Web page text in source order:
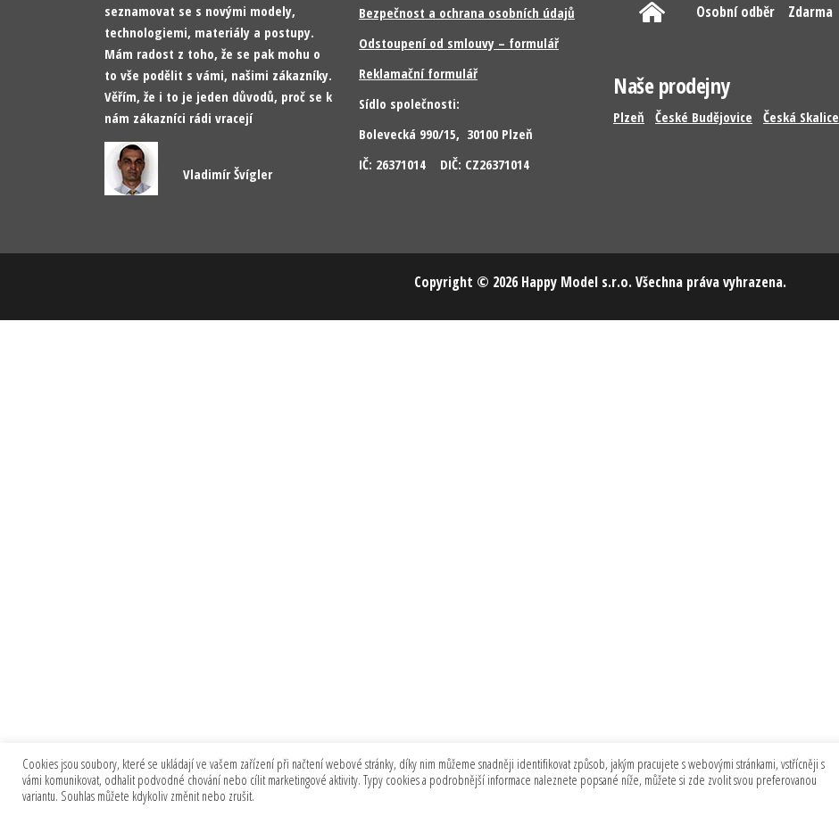
seznamovat se s novými modely,
technologiemi, materiály a postupy.
Mám radost z toho, že se pak mohu o
to vše podělit s vámi, našimi zákazníky.
Věřím, že i to je jeden důvodů, proč se k
nám zákazníci rádi vracejí
Vladimír Švígler
Bezpečnost a ochrana osobních údajů
Odstoupení od smlouvy – formulář
Reklamační formulář
Sídlo společnosti:
Bolevecká 990/15, 30100 Plzeň
IČ: 26371014 DIČ: CZ26371014
Osobní odběr Zdarma
Naše prodejny
Plzeň České Budějovice Česká Skalice
Copyright © 2026 Happy Model s.r.o. Všechna práva vyhrazena.
Cookies jsou soubory, které se ukládají ve vašem zařízení při načtení webové stránky, díky nim můžeme snadněji identifikovat způsob, jakým pracujete s webovými stránkami, vstřícněji s
vámi komunikovat, odhalit podvodné chování nebo cílit marketingové aktivity. Typy cookies a podrobnější informace naleznete popsané níže, můžete si zde zvolit svou preferovanou
variantu. Souhlas můžete kdykoliv změnit nebo zrušit.